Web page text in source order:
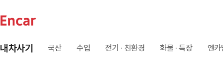
내차사기 국산 수입 전기 · 친환경 화물 · 특장 엔